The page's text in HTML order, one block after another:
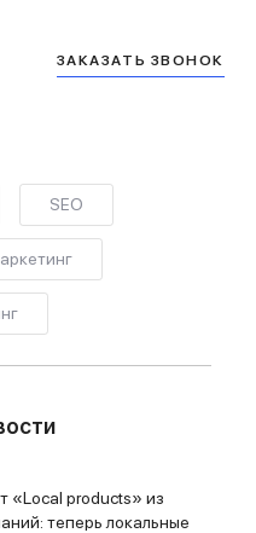
ЗАКАЗАТЬ ЗВОНОК
SEO
«Local products» из
теперь локальные